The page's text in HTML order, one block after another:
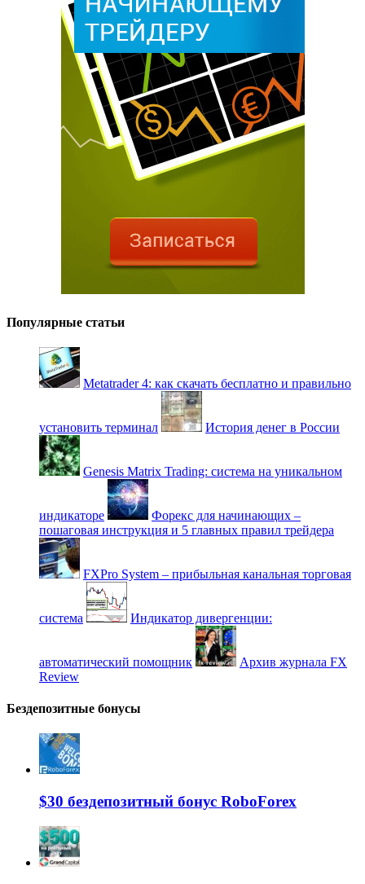
Популярные статьи
Metatrader 4: как скачать бесплатно и правильно
установить терминал История денег в России
Genesis Matrix Trading: система на уникальном
индикаторе
Форекс для начинающих –
пошаговая инструкция и 5 главных правил трейдера
FXPro System – прибыльная канальная торговая
система Индикатор дивергенции:
автоматический помощник
Архив журнала FX
Review
Бездепозитные бонусы
$30 бездепозитный бонус RoboForex